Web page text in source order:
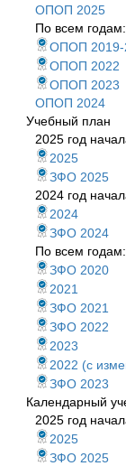
ОПОП 2025
По всем годам:
ОПОП 2019-
ОПОП 2022
ОПОП 2023
ОПОП 2024
Учебный план
2025 год
2025
ЗФО 2025
2024 год
2024
ЗФО 2024
По всем годам:
ЗФО 2020
2021
ЗФО 2021
ЗФО 2022
2023
2022 (с
ЗФО 2023
Календарный
2025 год
2025
ЗФО 2025